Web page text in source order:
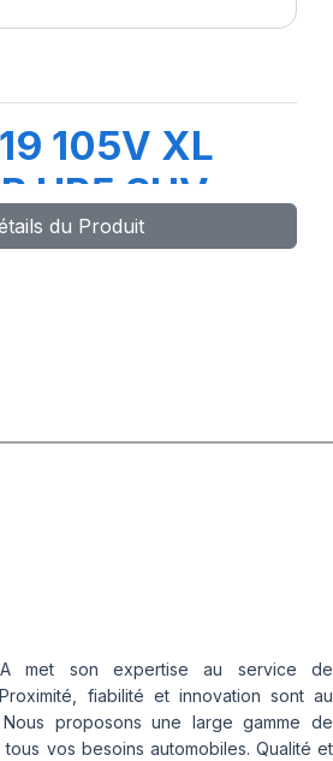
105V XL
HP5 SUV
du Produit
met son expertise au service de
fiabilité et innovation sont au
proposons une large gamme de
vos besoins automobiles. Qualité et